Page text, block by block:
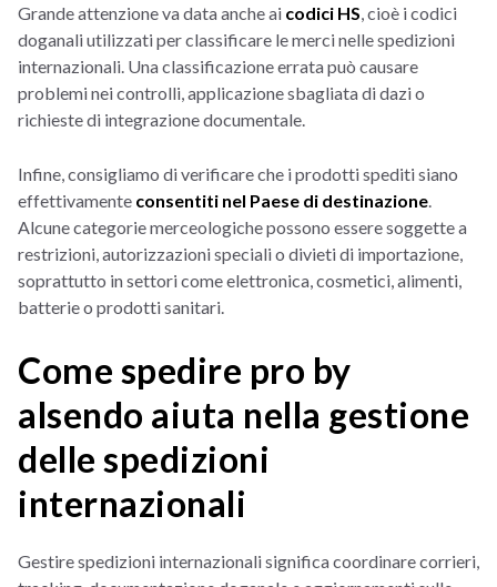
Grande attenzione va data anche ai codici HS, cioè i codici
doganali utilizzati per classificare le merci nelle spedizioni
internazionali. Una classificazione errata può causare
problemi nei controlli, applicazione sbagliata di dazi o
richieste di integrazione documentale.
Infine, consigliamo di verificare che i prodotti spediti siano
effettivamente consentiti nel Paese di destinazione.
Alcune categorie merceologiche possono essere soggette a
restrizioni, autorizzazioni speciali o divieti di importazione,
soprattutto in settori come elettronica, cosmetici, alimenti,
batterie o prodotti sanitari.
Come spedire pro by
alsendo aiuta nella gestione
delle spedizioni
internazionali
Gestire spedizioni internazionali significa coordinare corrieri,